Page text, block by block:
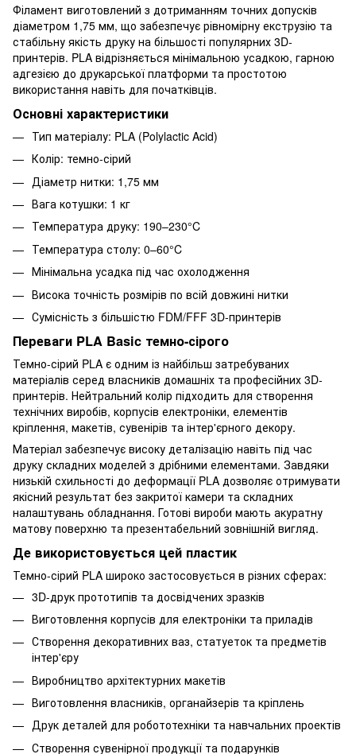
Філамент виготовлений з дотриманням точних допусків
діаметром 1,75 мм, що забезпечує рівномірну екструзію та
стабільну якість друку на більшості популярних 3D-
принтерів. PLA відрізняється мінімальною усадкою, гарною
адгезією до друкарської платформи та простотою
використання навіть для початківців.
Основні характеристики
Тип матеріалу: PLA (Polylactic Acid)
Колір: темно-сірий
Діаметр нитки: 1,75 мм
Вага котушки: 1 кг
Температура друку: 190–230°C
Температура столу: 0–60°C
Мінімальна усадка під час охолодження
Висока точність розмірів по всій довжині нитки
Сумісність з більшістю FDM/FFF 3D-принтерів
Переваги PLA Basic темно-сірого
Темно-сірий PLA є одним із найбільш затребуваних
матеріалів серед власників домашніх та професійних 3D-
принтерів. Нейтральний колір підходить для створення
технічних виробів, корпусів електроніки, елементів
кріплення, макетів, сувенірів та інтер'єрного декору.
Матеріал забезпечує високу деталізацію навіть під час
друку складних моделей з дрібними елементами. Завдяки
низькій схильності до деформації PLA дозволяє отримувати
якісний результат без закритої камери та складних
налаштувань обладнання. Готові вироби мають акуратну
матову поверхню та презентабельний зовнішній вигляд.
Де використовується цей пластик
Темно-сірий PLA широко застосовується в різних сферах:
3D-друк прототипів та досвідчених зразків
Виготовлення корпусів для електроніки та приладів
Створення декоративних ваз, статуеток та предметів
інтер'єру
Виробництво архітектурних макетів
Виготовлення власників, органайзерів та кріплень
Друк деталей для робототехніки та навчальних проектів
Створення сувенірної продукції та подарунків